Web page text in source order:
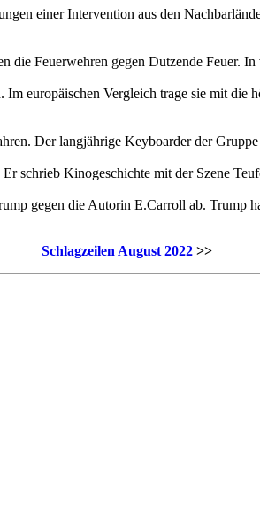
einer Intervention aus den
Feuerwehren gegen Dutzende Feuer.
europäischen Vergleich trage sie mit die
Der langjährige Keyboarder der
schrieb Kinogeschichte mit der Szene
gegen die Autorin E.Carroll ab.
Schlagzeilen August 2022>>